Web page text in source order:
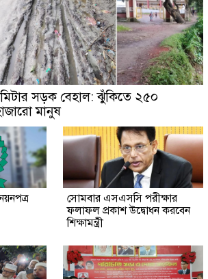
সড়ক বেহাল: ঝুঁকিতে ২৫০
মানুষ
সোমবার এসএসসি পরীক্ষার
ফলাফল প্রকাশ উদ্বোধন করবেন
শিক্ষামন্ত্রী